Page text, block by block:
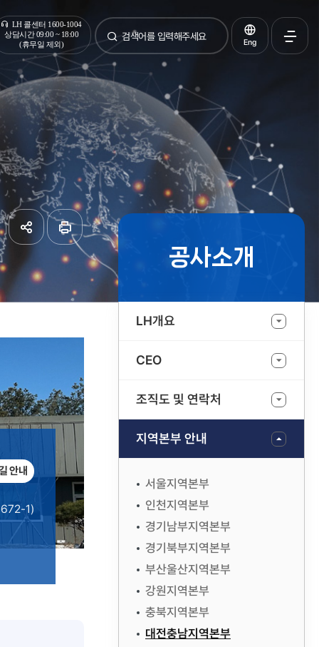
LH 콜센터 1600-1004
상담시간 09:00 ~ 18:00
(휴무일 제외)
통합검색
검색 Eng
공사소개
LH개요
CEO
조직도 및 연락처
지역본부 안내
서울지역본부
인천지역본부
경기남부지역본부
경기북부지역본부
부산울산지역본부
강원지역본부
충북지역본부
대전충남지역본부
공유하기
페이지
인쇄
안내
672-1)